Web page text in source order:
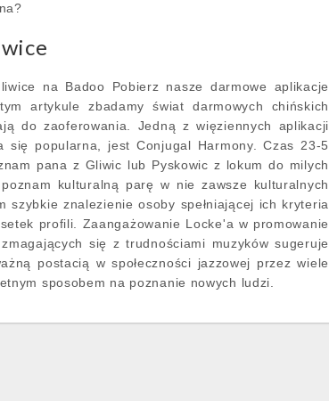
na Badoo Pobierz nasze darmowe aplikacje
artykule zbadamy świat darmowych chińskich
do zaoferowania. Jedną z więziennych aplikacji
się popularna, jest Conjugal Harmony. Czas 23-5
pana z Gliwic lub Pyskowic z lokum do milych
kulturalną parę w nie zawsze kulturalnych
szybkie znalezienie osoby spełniającej ich kryteria
profili. Zaangażowanie Locke'a w promowanie
się z trudnościami muzyków sugeruje
postacią w społeczności jazzowej przez wiele
sposobem na poznanie nowych ludzi.